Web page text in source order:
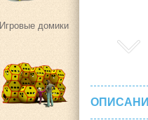
Игровые домики